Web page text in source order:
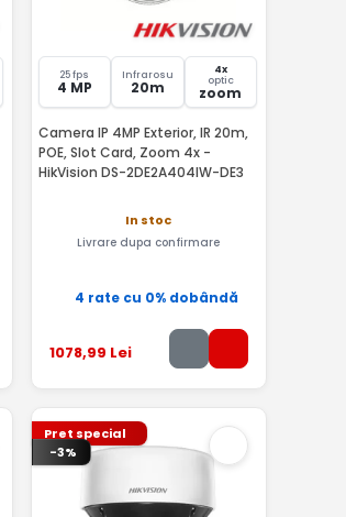
25 fps
4 MP
Infrarosu
20m
4x
optic
zoom
Camera IP 4MP Exterior, IR 20m,
POE, Slot Card, Zoom 4x -
HikVision DS-2DE2A404IW-DE3
In stoc
Livrare dupa confirmare
4 rate cu 0% dobândă
1078,99 Lei
Pret special
-3%